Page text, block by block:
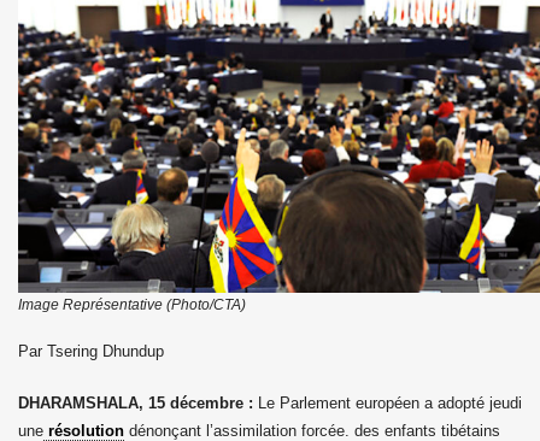
Image Représentative (Photo/CTA)
Par Tsering Dhundup
DHARAMSHALA, 15 décembre :
Le Parlement européen a adopté jeudi
une résolution dénonçant l’assimilation forcée. des enfants tibétains
Rinpoché au Népal.